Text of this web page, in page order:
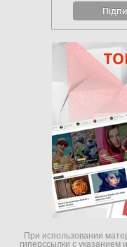
При использовании
гиперссылки c указанием